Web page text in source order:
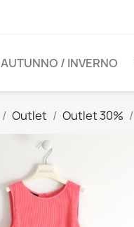
AUTUNNO / INVERNO
Outlet Outlet 30%